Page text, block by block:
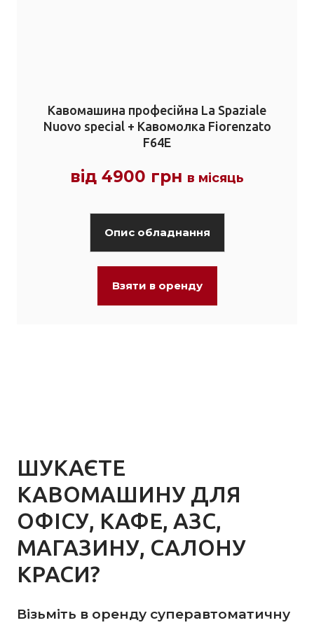
Кавомашина професійна La Spaziale
Nuovo speсial + Кавомолка Fiorenzato
F64E
від 4900 грн в місяць
Опис обладнання
Взяти в оренду
ШУКАЄТЕ
КАВОМАШИНУ ДЛЯ
ОФІСУ, КАФЕ, АЗС,
МАГАЗИНУ, САЛОНУ
КРАСИ?
Візьміть в оренду суперавтоматичну